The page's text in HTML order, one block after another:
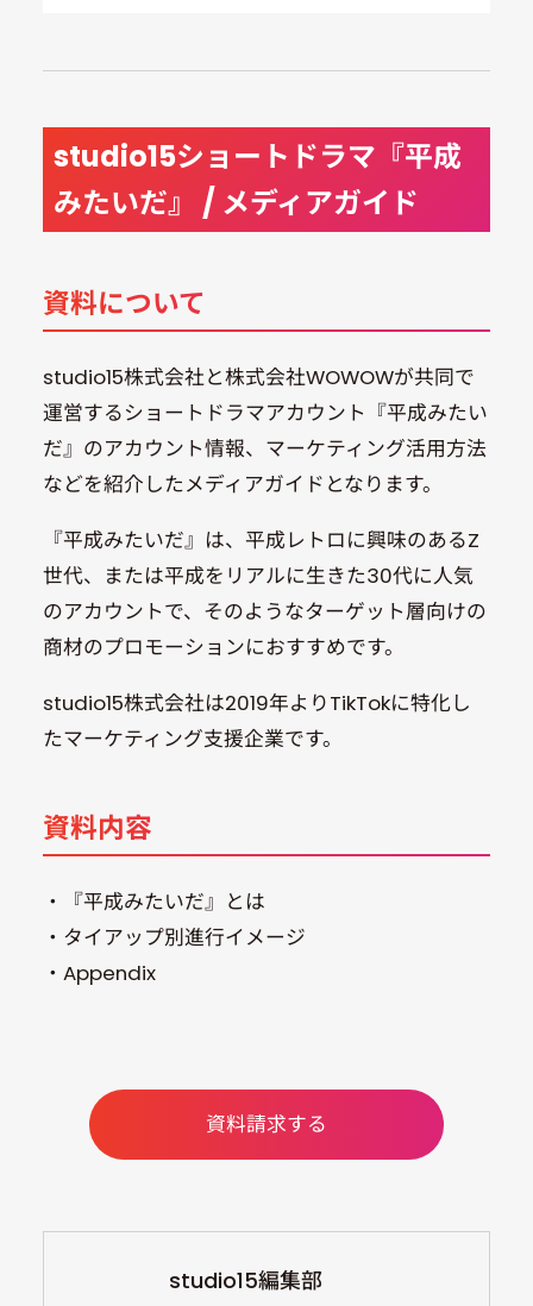
studio15ショートドラマ『平成
みたいだ』 / メディアガイド
資料について
studio15株式会社と株式会社WOWOWが共同で
運営するショートドラマアカウント『平成みたい
だ』のアカウント情報、マーケティング活用方法
などを紹介したメディアガイドとなります。
『平成みたいだ』は、平成レトロに興味のあるZ
世代、または平成をリアルに生きた30代に人気
のアカウントで、そのようなターゲット層向けの
商材のプロモーションにおすすめです。
studio15株式会社は2019年よりTikTokに特化し
たマーケティング支援企業です。
資料内容
・『平成みたいだ』とは
・タイアップ別進行イメージ
・Appendix
資料請求する
studio15編集部